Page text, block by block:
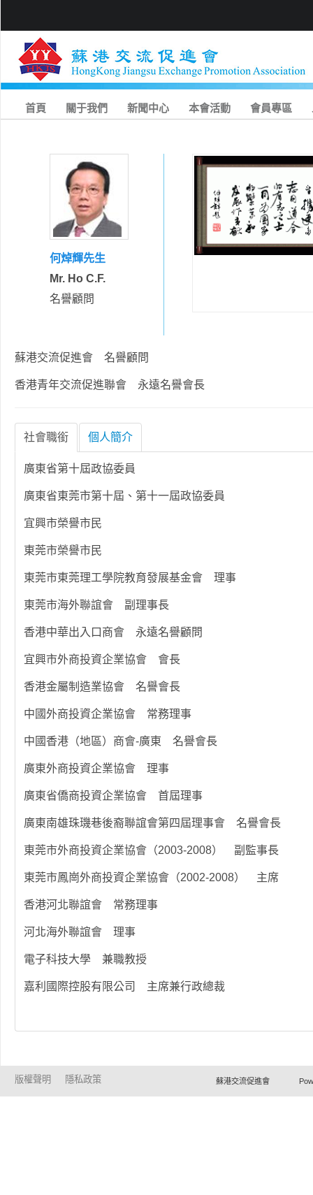
首頁 關于我們 新聞中心 本會活動 會員專區
何焯輝先生
Mr. Ho C.F.
名譽顧問
蘇港交流促進會 名譽顧問
香港青年交流促進聯會 永遠名譽會長
社會職銜 個人簡介
廣東省第十屆政協委員
廣東省東莞市第十屆、第十一屆政協委員
宜興市榮譽市民
東莞市榮譽市民
東莞市東莞理工學院教育發展基金會 理事
東莞市海外聯誼會 副理事長
香港中華出入口商會 永遠名譽顧問
宜興市外商投資企業協會 會長
香港金屬制造業協會 名譽會長
中國外商投資企業協會 常務理事
中國香港（地區）商會-廣東 名譽會長
廣東外商投資企業協會 理事
廣東省僑商投資企業協會 首屆理事
廣東南雄珠璣巷後裔聯誼會第四屆理事會 名譽會長
東莞市外商投資企業協會（2003-2008） 副監事長
東莞市鳳崗外商投資企業協會（2002-2008） 主席
香港河北聯誼會 常務理事
河北海外聯誼會 理事
電子科技大學 兼職教授
嘉利國際控股有限公司 主席兼行政總裁
版權聲明 隱私政策 蘇港交流促進會